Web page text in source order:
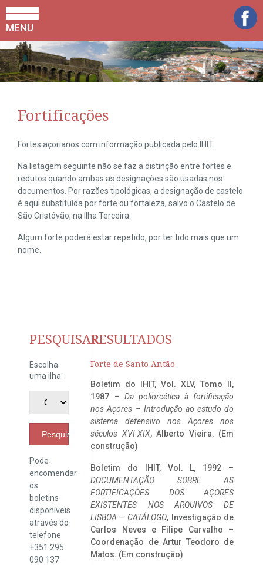
MENU
Fortificações
Fortes açorianos com informação publicada pelo IHIT.
Na listagem seguinte não se faz a distinção entre fortes e
redutos quando ambas as designações são usadas nos
documentos. Por razões tipológicas, a designação de castelo
é aqui substituída por forte ou fortaleza, salvo o Castelo de
São Cristóvão, na Ilha Terceira.
Algum forte poderá estar repetido, por ter tido mais que um
nome.
PESQUISAR
Escolha
uma ilha:
Pesquisar
Pode
encomendar
os
boletins
disponíveis
através do
telefone
+351 295
090 137
RESULTADOS
Forte de Santo Antão
Boletim do IHIT, Vol. XLV, Tomo II,
1987 – Da poliorcética à fortificação
nos Açores – Introdução ao estudo do
sistema defensivo nos Açores nos
séculos XVI-XIX, Alberto Vieira. (Em
construção)
Boletim do IHIT, Vol. L, 1992 –
DOCUMENTAÇÃO SOBRE AS
FORTIFICAÇÕES DOS AÇORES
EXISTENTES NOS ARQUIVOS DE
LISBOA – CATÁLOGO, Investigação de
Carlos Neves e Filipe Carvalho –
Coordenação de Artur Teodoro de
Matos. (Em construção)